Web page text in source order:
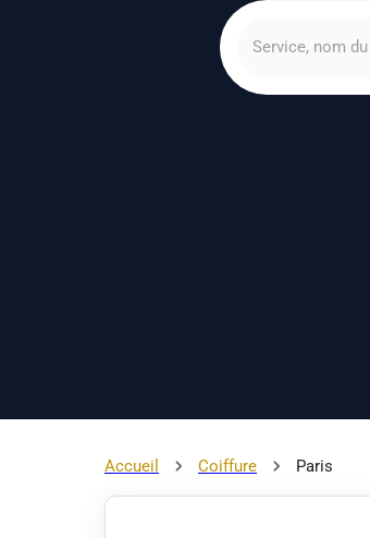
Accueil Coiffure Paris